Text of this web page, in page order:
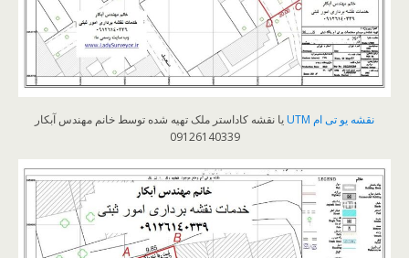
نقشه یو تی ام UTM
یا نقشه کاداستر ملک تهیه شده توسط خانم مهندس آبکار
09126140339